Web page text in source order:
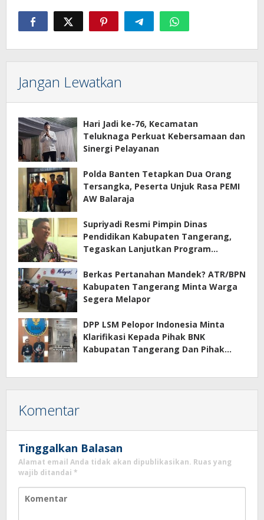
Jangan Lewatkan
Hari Jadi ke-76, Kecamatan
Teluknaga Perkuat Kebersamaan dan
Sinergi Pelayanan
Polda Banten Tetapkan Dua Orang
Tersangka, Peserta Unjuk Rasa PEMI
AW Balaraja
Supriyadi Resmi Pimpin Dinas
Pendidikan Kabupaten Tangerang,
Tegaskan Lanjutkan Program
Berkas Pertanahan Mandek? ATR/BPN
Kabupaten Tangerang Minta Warga
Segera Melapor
DPP LSM Pelopor Indonesia Minta
Klarifikasi Kepada Pihak BNK
Kabupatan Tangerang Dan Pihak
Komentar
Tinggalkan Balasan
Alamat email Anda tidak akan dipublikasikan. Ruas yang
wajib ditandai *